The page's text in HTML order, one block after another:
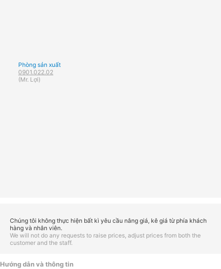
Phòng sản xuất
0901.022.02
(Mr. Lợi)
Chúng tôi không thực hiện bất kì yêu cầu nâng giá, kê giá từ phía khách
hàng và nhân viên.
We will not do any requests to raise prices, adjust prices from both the
customer and the staff.
Hướng dẫn và thông tin